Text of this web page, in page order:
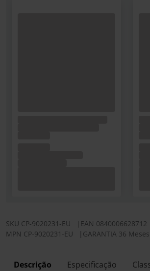
SKU CP-9020231-EU EAN 0840006628712
MPN CP-9020231-EU GARANTIA 36 Meses
Descrição Especificação